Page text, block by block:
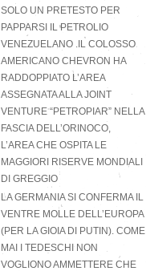
SOLO UN PRETESTO PER
PAPPARSI IL PETROLIO
VENEZUELANO .IL COLOSSO
AMERICANO CHEVRON HA
RADDOPPIATO L’AREA
ASSEGNATA ALLA JOINT
VENTURE “PETROPIAR” NELLA
FASCIA DELL’ORINOCO,
L’AREA CHE OSPITA LE
MAGGIORI RISERVE MONDIALI
DI GREGGIO
LA GERMANIA SI CONFERMA IL
VENTRE MOLLE DELL’EUROPA
(PER LA GIOIA DI PUTIN). COME
MAI I TEDESCHI NON
VOGLIONO AMMETTERE CHE